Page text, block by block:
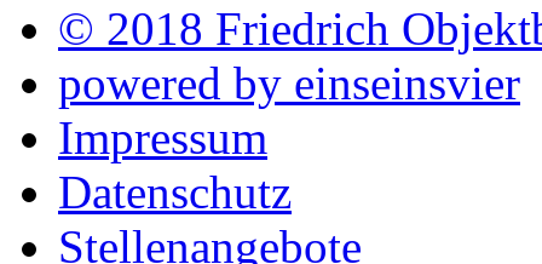
© 2018 Friedrich
powered by einseinsvier
Impressum
Datenschutz
Stellenangebote